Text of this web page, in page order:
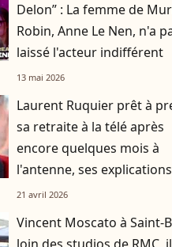
Delon” : La femme de
Robin, Anne Le Nen, n'a
laissé l'acteur indifférent
13 mai 2026
Laurent Ruquier prêt à
sa retraite à la télé après
encore quelques mois à
l'antenne, ses explications
21 avril 2026
Vincent Moscato à Saint-